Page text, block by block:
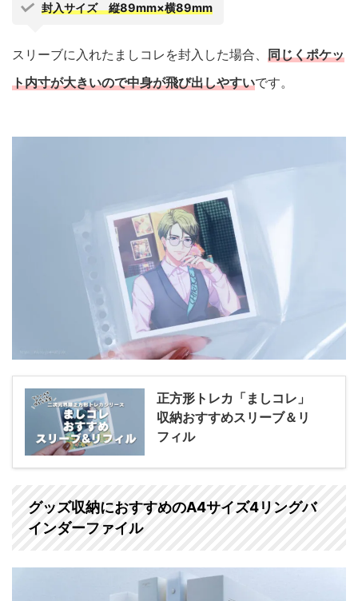
封入サイズ 縦89mm×横89mm
スリーブに入れたましコレを封入した場合、 同じくポケッ
ト内寸が大きいので中身が飛び出しやすいです。
正方形トレカ「ましコレ」
収納おすすめスリーブ＆リ
フィル
グッズ収納におすすめのA4サイズ4リングバ
インダーファイル